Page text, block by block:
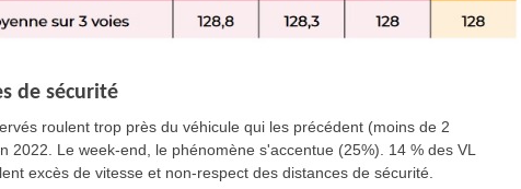
de sécurité
roulent trop près du véhicule qui les précédent (moins de 2
2022. Le week-end, le phénomène s'accentue (25%). 14 % des VL
excès de vitesse et non-respect des distances de sécurité.